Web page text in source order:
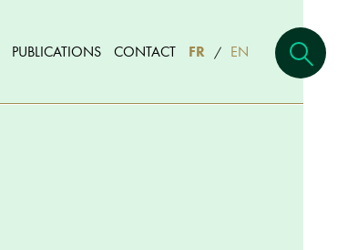
PUBLICATIONS CONTACT FR / EN